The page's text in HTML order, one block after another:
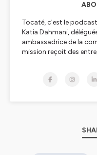
Tocaté, c'est le podcast
Katia Dahmani,
ambassadrice de la
mission reçoit des
sociaux et
Tocaté, "à vous de